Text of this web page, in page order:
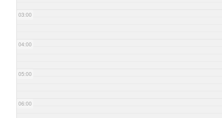
03:00
04:00
05:00
06:00